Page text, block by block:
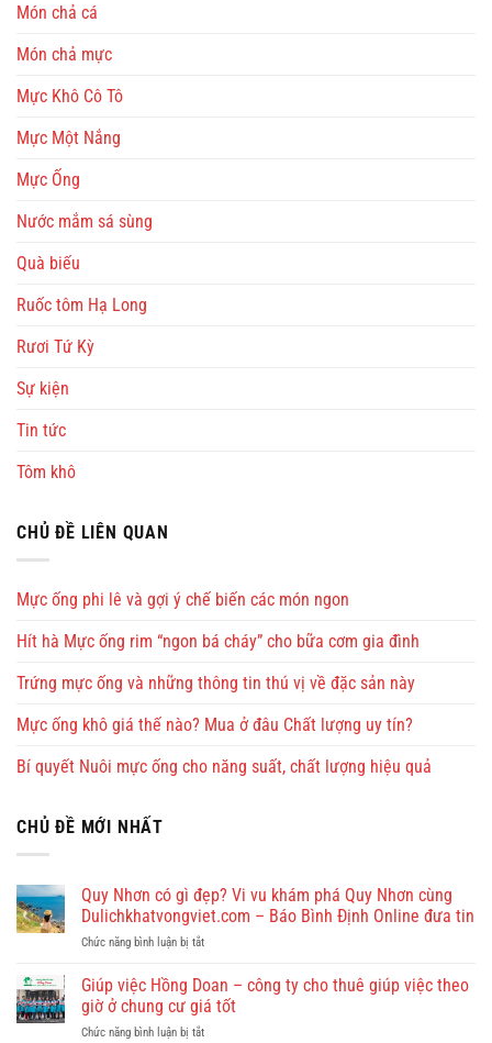
Món chả cá
Món chả mực
Mực Khô Cô Tô
Mực Một Nắng
Mực Ống
Nước mắm sá sùng
Quà biếu
Ruốc tôm Hạ Long
Rươi Tứ Kỳ
Sự kiện
Tin tức
Tôm khô
CHỦ ĐỀ LIÊN QUAN
Mực ống phi lê và gợi ý chế biến các món ngon
Hít hà Mực ống rim “ngon bá cháy” cho bữa cơm gia đình
Trứng mực ống và những thông tin thú vị về đặc sản này
Mực ống khô giá thế nào? Mua ở đâu Chất lượng uy tín?
Bí quyết Nuôi mực ống cho năng suất, chất lượng hiệu quả
CHỦ ĐỀ MỚI NHẤT
Quy Nhơn có gì đẹp? Vi vu khám phá Quy Nhơn cùng
Dulichkhatvongviet.com – Báo Bình Định Online đưa tin
Chức năng bình luận bị tắtở
có
gì
đẹp?
Giúp việc Hồng Doan – công ty cho thuê giúp việc theo
giờ ở chung cư giá tốt
Chức năng bình luận bị tắtở